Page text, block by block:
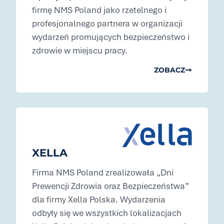
firmę NMS Poland jako rzetelnego i
profesjonalnego partnera w organizacji
wydarzeń promujących bezpieczeństwo i
zdrowie w miejscu pracy.
ZOBACZ
XELLA
Firma NMS Poland zrealizowała „Dni
Prewencji Zdrowia oraz Bezpieczeństwa”
dla firmy Xella Polska. Wydarzenia
odbyły się we wszystkich lokalizacjach